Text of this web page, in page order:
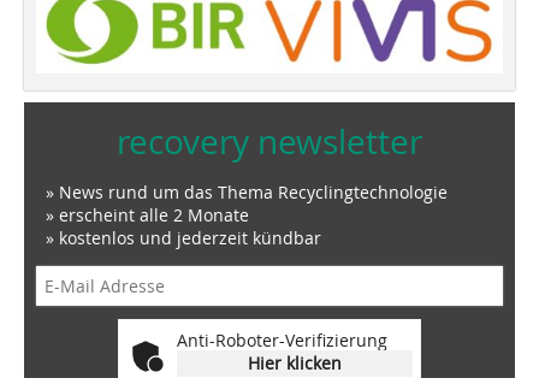
recovery newsletter
» News rund um das Thema Recyclingtechnologie
» erscheint alle 2 Monate
» kostenlos und jederzeit kündbar
Anti-Roboter-Verifizierung
Hier klicken